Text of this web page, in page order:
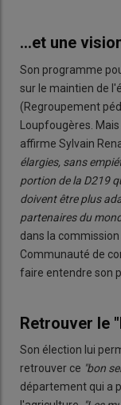
...et une
Son programme
sur le maintien de
(Regroupement
Loupfougères.
affirme Sylvain
élargies, sans
portion de la D219
doivent être plus
partenaires du
dans la
Communauté de
faire entendre son
Retrouver le
Son élection lui
retrouver ce "bon
département qui a